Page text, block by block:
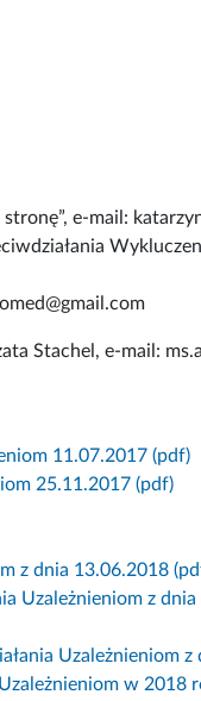
e-mail:
Stachel, e-mail:
11.07.2017 (pdf)
25.11.2017 (pdf)
z dnia 13.06.2018
Uzależnieniom z
Uzależnieniom
w 2018